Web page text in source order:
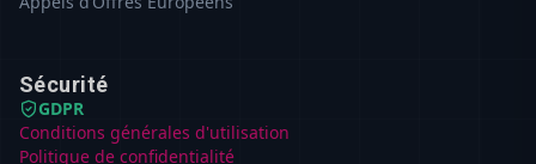
Sécurité
GDPR
Conditions générales d'utilisation
Politique de confidentialité